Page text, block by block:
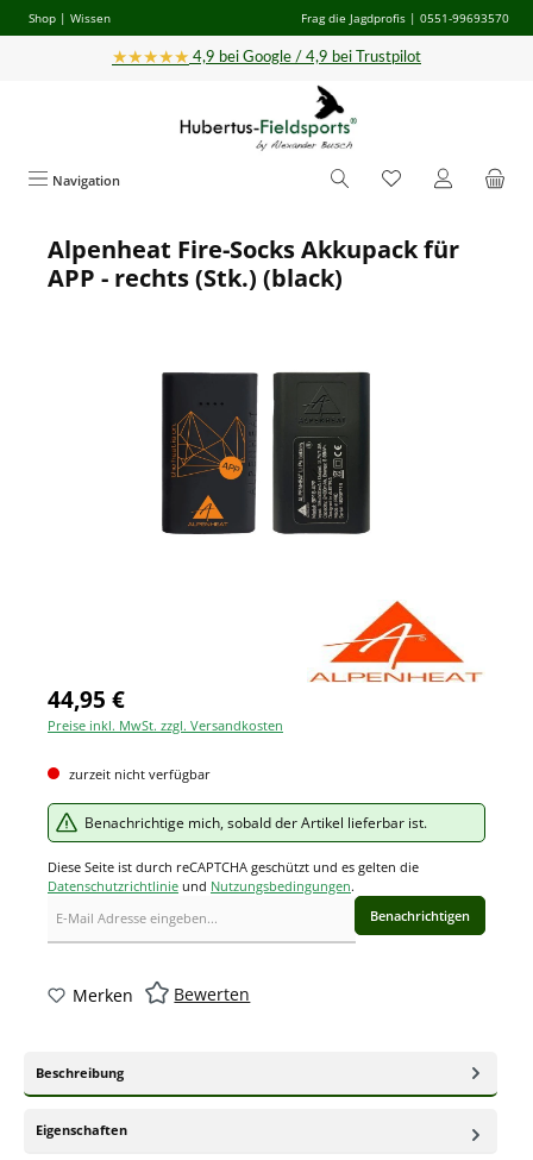
Zum Hauptinhalt springen
Shop | Wissen Frag die Jagdprofis | 0551-99693570
★★★★★ 4,9 bei Google / 4,9 bei Trustpilot
Navigation
Bildergalerie überspringen
Alpenheat Fire-Socks Akkupack für
APP - rechts (Stk.) (black)
44,95 €
Preise inkl. MwSt. zzgl. Versandkosten
zurzeit nicht verfügbar
Benachrichtige mich, sobald der Artikel lieferbar ist.
Diese Seite ist durch reCAPTCHA geschützt und es gelten die
Datenschutzrichtlinie und Nutzungsbedingungen.
Benachrichtigen
Merken Bewerten
Beschreibung
Eigenschaften